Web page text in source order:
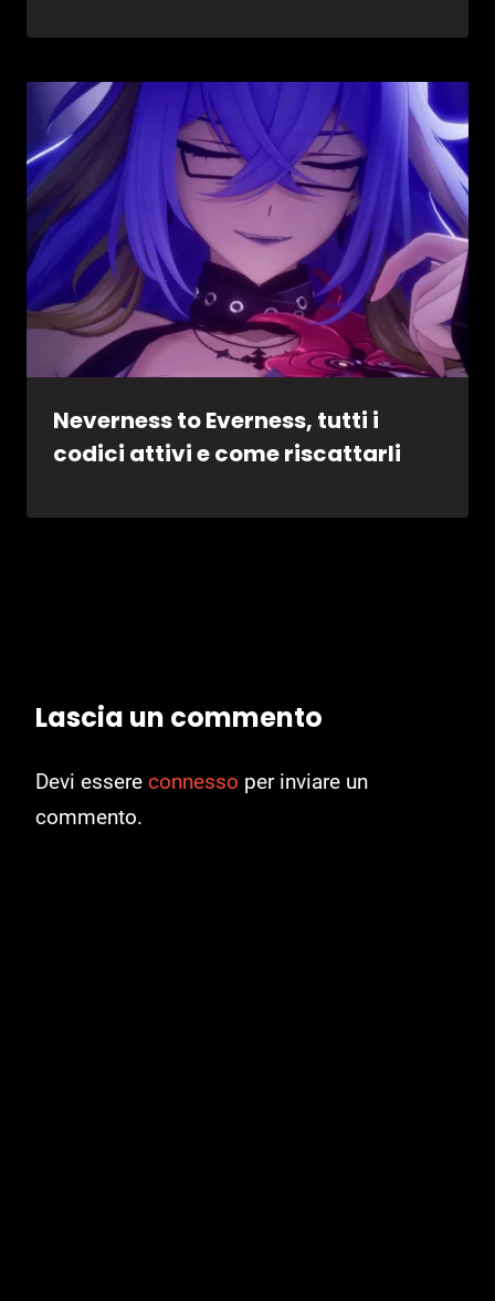
Neverness to Everness, tutti i
codici attivi e come riscattarli
Lascia un commento
Devi essere connesso per inviare un
commento.